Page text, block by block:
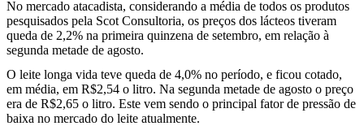
No mercado atacadista, considerando a média de todos os produtos
pesquisados pela Scot Consultoria, os preços dos lácteos tiveram
queda de 2,2% na primeira quinzena de setembro, em relação à
segunda metade de agosto.
O leite longa vida teve queda de 4,0% no período, e ficou cotado,
em média, em R$2,54 o litro. Na segunda metade de agosto o preço
era de R$2,65 o litro. Este vem sendo o principal fator de pressão de
baixa no mercado do leite atualmente.